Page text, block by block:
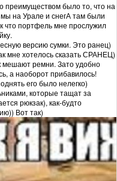
преимуществом было то, что на
на Урале и снегА там были
что портфель мне прослужил
версию сумки. Это ранец)
мне хотелось сказать СРАНЕЦ)
мешают ремни. Зато удобно
а наоборот прибавилось!
его было нелегко)
которые тащат за
рюкзак), как-будто
Вот так)